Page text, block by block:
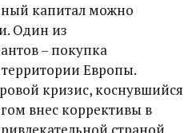
капитал можно
Один из
– покупка
Европы.
кризис, коснувшийся
внес коррективы в